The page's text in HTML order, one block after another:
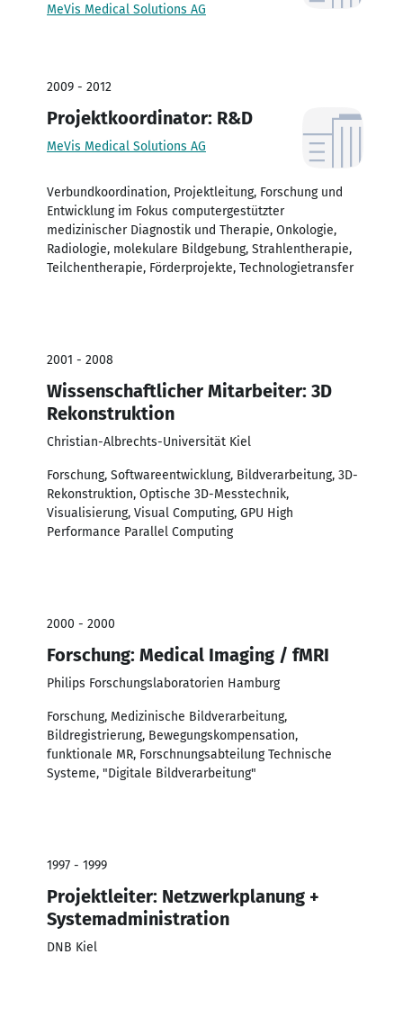
MeVis Medical Solutions AG
2009 - 2012
Projektkoordinator: R&D
MeVis Medical Solutions AG
Verbundkoordination, Projektleitung, Forschung und
Entwicklung im Fokus computergestützter
medizinischer Diagnostik und Therapie, Onkologie,
Radiologie, molekulare Bildgebung, Strahlentherapie,
Teilchentherapie, Förderprojekte, Technologietransfer
2001 - 2008
Wissenschaftlicher Mitarbeiter: 3D
Rekonstruktion
Christian-Albrechts-Universität Kiel
Forschung, Softwareentwicklung, Bildverarbeitung, 3D-
Rekonstruktion, Optische 3D-Messtechnik,
Visualisierung, Visual Computing, GPU High
Performance Parallel Computing
2000 - 2000
Forschung: Medical Imaging / fMRI
Philips Forschungslaboratorien Hamburg
Forschung, Medizinische Bildverarbeitung,
Bildregistrierung, Bewegungskompensation,
funktionale MR, Forschnungsabteilung Technische
Systeme, "Digitale Bildverarbeitung"
1997 - 1999
Projektleiter: Netzwerkplanung +
Systemadministration
DNB Kiel